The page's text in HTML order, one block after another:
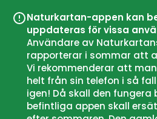
Naturkartan-appen kan
uppdateras för vissa
Användare av
rapporterar i sommar att
Vi rekommenderar att
helt från sin telefon i så
igen! Då skall den fungera
befintliga appen skall